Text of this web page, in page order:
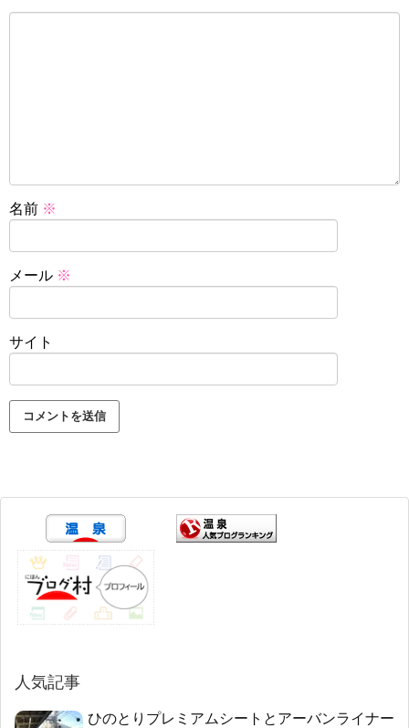
名前 ※
メール ※
サイト
人気記事
ひのとりプレミアムシートとアーバンライナー